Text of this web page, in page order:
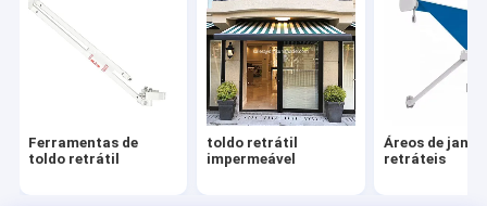
Equipamento para fechaduras de rolos
Ferramentas de
toldo retrátil
toldo retrátil
impermeável
Áreos de
retráteis